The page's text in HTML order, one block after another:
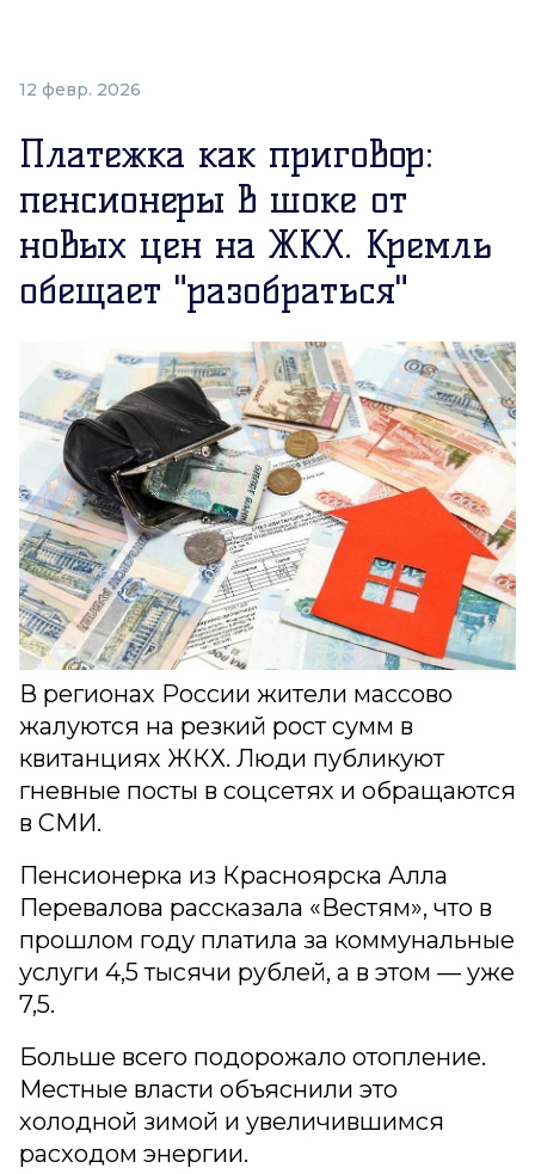
12 февр. 2026
Платежка как приговор:
пенсионеры в шоке от
новых цен на ЖКХ. Кремль
обещает "разобраться"
В регионах России жители массово
жалуются на резкий рост сумм в
квитанциях ЖКХ. Люди публикуют
гневные посты в соцсетях и обращаются
в СМИ.
Пенсионерка из Красноярска Алла
Перевалова рассказала «Вестям», что в
прошлом году платила за коммунальные
услуги 4,5 тысячи рублей, а в этом — уже
7,5.
Больше всего подорожало отопление.
Местные власти объяснили это
холодной зимой и увеличившимся
расходом энергии.